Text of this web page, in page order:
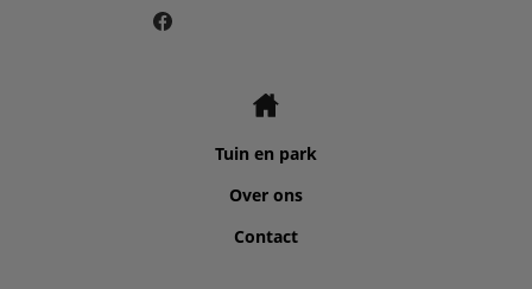
Tuin en park
Over ons
Contact